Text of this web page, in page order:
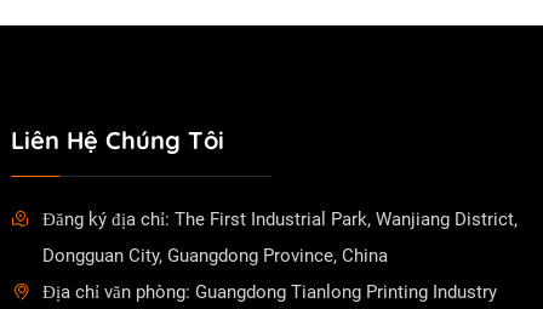
Liên Hệ Chúng Tôi
Đăng ký địa chỉ: The First Industrial Park, Wanjiang District,
Dongguan City, Guangdong Province, China
Địa chỉ văn phòng: Guangdong Tianlong Printing Industry